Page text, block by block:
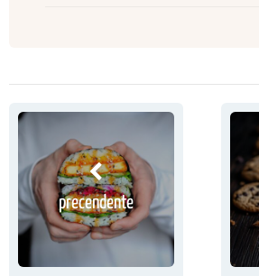
precendente